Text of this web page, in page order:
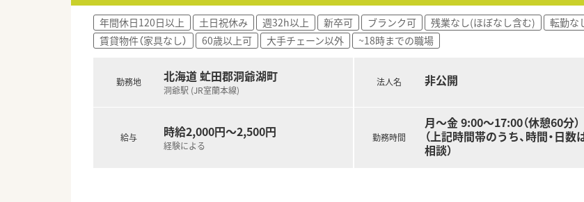
年間休日120日以上 土日祝休み 週32h以上 新卒可 ブランク可 残業なし(ほぼなし含む) 転勤な
賃貸物件（家具なし）
60歳以上可 大手チェーン以外 ~18時までの職場
勤務地 北海道 虻田郡洞爺湖町
洞爺駅 (JR室蘭本線)
給与 時給2,000円～2,500円
経験による
法人名 非公開
勤務時間
月～金 9:00～17:00（休憩60分）
（上記時間帯のうち、時間・日数
相談）